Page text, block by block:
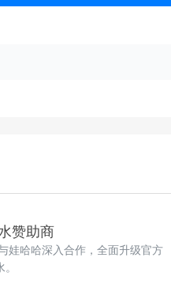
赞助商
娃哈哈深入合作，全面升级官方